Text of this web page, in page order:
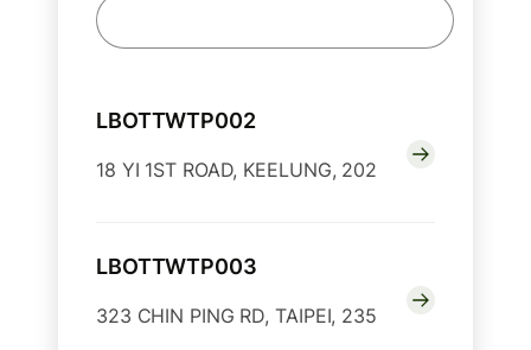
LBOTTWTP002
18 YI 1ST ROAD, KEELUNG, 202
LBOTTWTP003
323 CHIN PING RD, TAIPEI, 235